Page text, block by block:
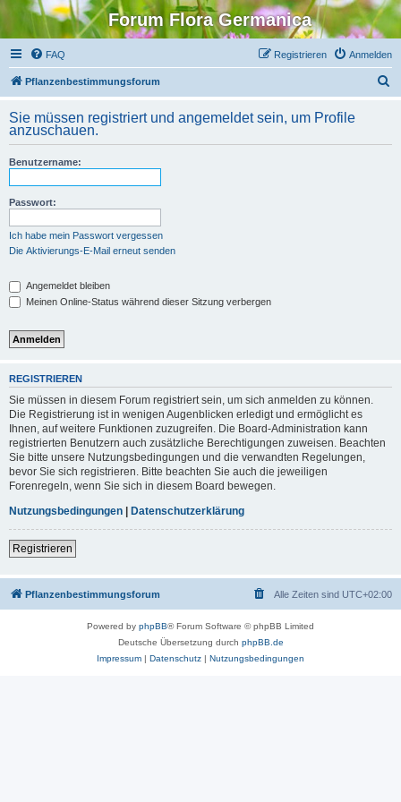
Forum Flora Germanica
FAQ Anmelden
Registrieren
Pflanzenbestimmungsforum
h
Sie müssen registriert und angemeldet sein, um Profile
anzuschauen.
Benutzername:
Passwort:
Ich habe mein Passwort vergessen
Die Aktivierungs-E-Mail erneut senden
Angemeldet bleiben
Meinen Online-Status während dieser Sitzung verbergen
REGISTRIEREN
Sie müssen in diesem Forum registriert sein, um sich anmelden zu können.
Die Registrierung ist in wenigen Augenblicken erledigt und ermöglicht es
Ihnen, auf weitere Funktionen zuzugreifen. Die Board-Administration kann
registrierten Benutzern auch zusätzliche Berechtigungen zuweisen. Beachten
Sie bitte unsere Nutzungsbedingungen und die verwandten Regelungen,
bevor Sie sich registrieren. Bitte beachten Sie auch die jeweiligen
Forenregeln, wenn Sie sich in diesem Board bewegen.
Nutzungsbedingungen | Datenschutzerklärung
Registrieren
Pflanzenbestimmungsforum Alle Zeiten sind UTC+02:00
Powered by phpBB® Forum Software © phpBB Limited
Deutsche Übersetzung durch phpBB.de
Impressum | Datenschutz | Nutzungsbedingungen